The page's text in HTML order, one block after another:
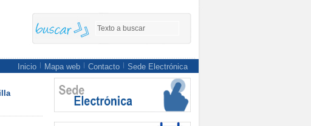
Inicio Mapa web Contacto Sede Electrónica